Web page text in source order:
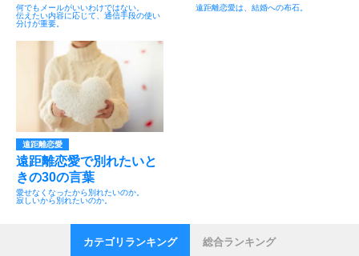
何でもメールがいいわけではない。
伝えたい内容に応じて、通信手段の使い
分けが重要。
遠距離恋愛は、結婚への布石。
遠距離恋愛
遠距離恋愛で別れたいと
きの30の言葉
愛せなくなったから別れたいのか。
寂しいから別れたいのか。
カテゴリランキング 総合ランキング